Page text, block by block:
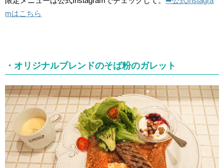
mはこちら
・オリジナルブレンドのそば粉のガレット